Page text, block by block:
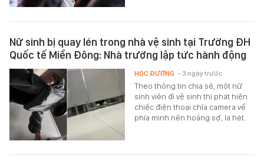
Nữ sinh bị quay lén trong nhà vệ sinh tại Trường ĐH
Quốc tế Miền Đông: Nhà trường lập tức hành động
Theo thông tin chia sẻ, một nữ
sinh viên đi vệ sinh thì phát hiện
chiếc điện thoại chĩa camera về
phía mình nên hoảng sợ, la hét.
HỌC ĐƯỜNG - 3 ngày trước